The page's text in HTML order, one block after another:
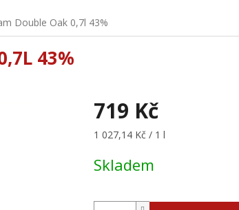
Double Oak 0,7l 43%
43%
719 Kč
Měrná
1 027,14 Kč / 1 l
Skladem